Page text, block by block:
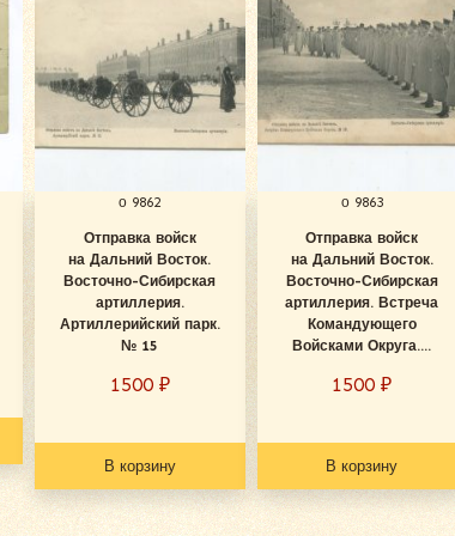
о 9862
Отправка войск
на Дальний Восток.
Восточно-Сибирская
артиллерия.
Артиллерийский парк.
№ 15
1500 ₽
В корзину
о 9863
Отправка войск
на Дальний Восток.
Восточно-Сибирская
артиллерия. Встреча
Командующего
Войсками Округа....
1500₽
В корзину